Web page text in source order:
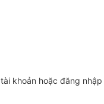
tài khoản hoặc đăng nhập